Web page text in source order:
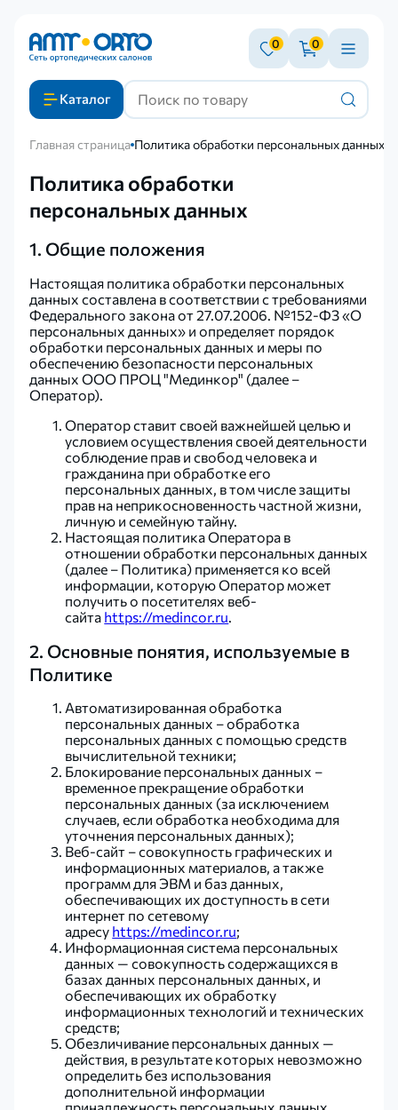
0 0
Каталог
Главная страница Политика обработки персональных данных
Политика обработки
персональных данных
1. Общие положения
Настоящая политика обработки персональных
данных составлена в соответствии с требованиями
Федерального закона от 27.07.2006. №152-ФЗ «О
персональных данных» и определяет порядок
обработки персональных данных и меры по
обеспечению безопасности персональных
данных ООО ПРОЦ "Мединкор" (далее –
Оператор).
Оператор ставит своей важнейшей целью и
условием осуществления своей деятельности
соблюдение прав и свобод человека и
гражданина при обработке его
персональных данных, в том числе защиты
прав на неприкосновенность частной жизни,
личную и семейную тайну.
Настоящая политика Оператора в
отношении обработки персональных данных
(далее – Политика) применяется ко всей
информации, которую Оператор может
получить о посетителях веб-
сайта https://medincor.ru
2. Основные понятия, используемые в
Политике
Автоматизированная обработка
персональных данных – обработка
персональных данных с помощью средств
вычислительной техники;
Блокирование персональных данных –
временное прекращение обработки
персональных данных (за исключением
случаев, если обработка необходима для
уточнения персональных данных);
Веб-сайт – совокупность графических и
информационных материалов, а также
программ для ЭВМ и баз данных,
обеспечивающих их доступность в сети
интернет по сетевому
адресу https://medincor.ru;
Информационная система персональных
данных — совокупность содержащихся в
базах данных персональных данных, и
обеспечивающих их обработку
информационных технологий и технических
средств;
Обезличивание персональных данных —
действия, в результате которых невозможно
определить без использования
дополнительной информации